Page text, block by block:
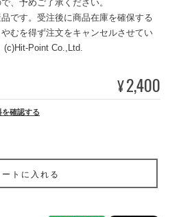
、予めご了承ください。
です。受注後に商品在庫を確保する
むを得ず注文をキャンセルさせてい
(c)Hit-Point Co.,Ltd.
¥2,400
を確認する
ートに入れる